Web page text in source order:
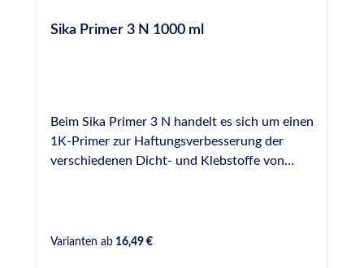
Sika Primer 3 N 1000 ml
Beim Sika Primer 3 N handelt es sich um einen
1K-Primer zur Haftungsverbesserung der
verschiedenen Dicht- und Klebstoffe von
und Metallen. Sika Primer 3 N ist in einigen
Varianten ab 16,49 €